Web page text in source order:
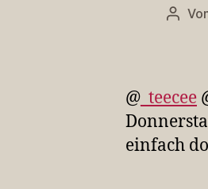
@ _teecee
einfach